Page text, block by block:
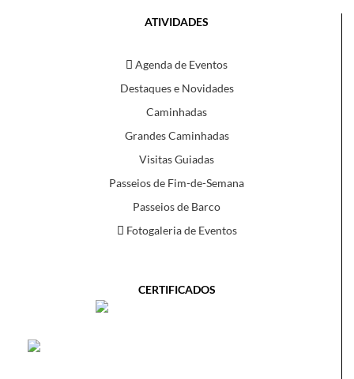
ATIVIDADES
Agenda de Eventos
Destaques e Novidades
Caminhadas
Grandes Caminhadas
Visitas Guiadas
Passeios de Fim-de-Semana
Passeios de Barco
Fotogaleria de Eventos
CERTIFICADOS